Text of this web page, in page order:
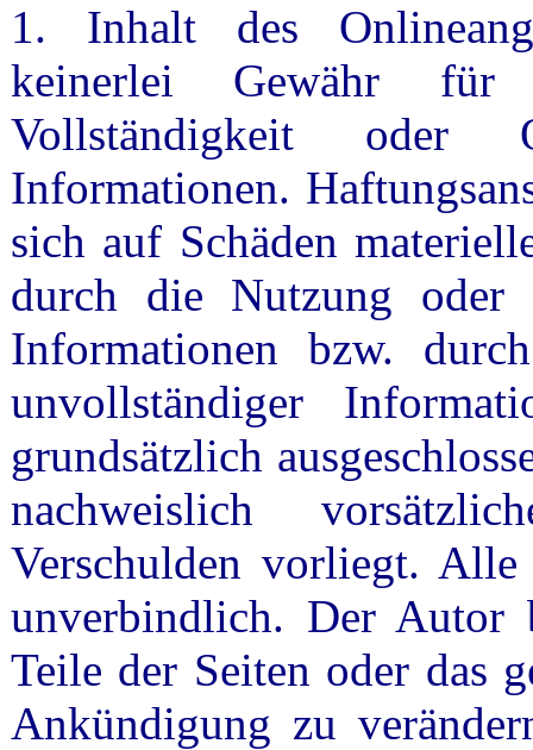
1. Inhalt des
keinerlei Gewähr für
Vollständigkeit oder
Informationen.
sich auf Schäden
durch die Nutzung oder
Informationen bzw.
unvollständiger
grundsätzlich
nachweislich
Verschulden vorliegt.
unverbindlich. Der Autor
Teile der Seiten oder das
Ankündigung zu